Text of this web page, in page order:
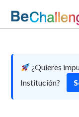
content
¿Quieres
Institución?